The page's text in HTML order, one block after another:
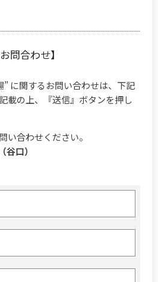
お問合わせ】
” に関するお問い合わせは、下記
載の上、『送信』ボタンを押し
い合わせください。
口）